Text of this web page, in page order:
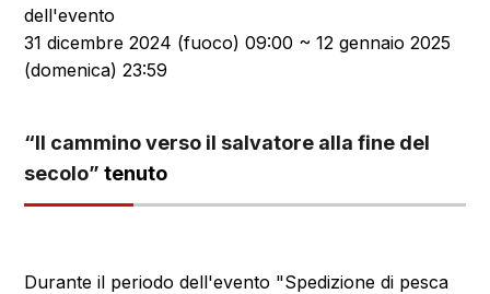
dell'evento
31 dicembre 2024 (fuoco) 09:00 ~ 12 gennaio 2025
(domenica) 23:59
“Il cammino verso il salvatore alla fine del
secolo” tenuto
Durante il periodo dell'evento "Spedizione di pesca